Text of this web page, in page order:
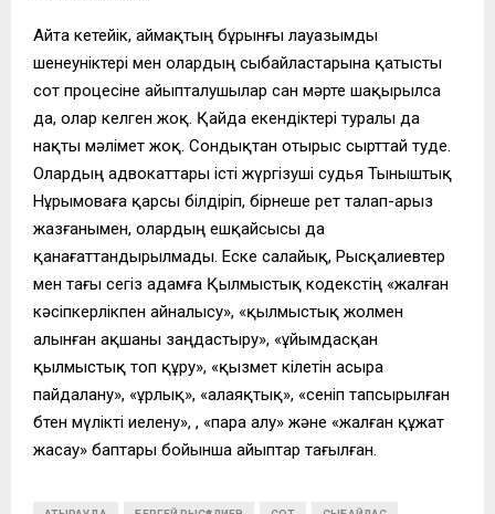
Айта кетейік, аймақтың бұрынғы лауазымды
шенеуніктері мен олардың сыбайластарына қатысты
сот процесіне айыпталушылар сан мәрте шақырылса
да, олар келген жоқ. Қайда екендіктері туралы да
нақты мәлімет жоқ. Сондықтан отырыс сырттай өтуде.
Олардың адвокаттары істі жүргізуші судья Тыныштық
Нұрымоваға қарсы білдіріп, бірнеше рет талап-арыз
жазғанымен, олардың ешқайсысы да
қанағаттандырылмады. Еске салайық, Рысқалиевтер
мен тағы сегіз адамға Қылмыстық кодекстің «жалған
кәсіпкерлікпен айналысу», «қылмыстық жолмен
алынған ақшаны заңдастыру», «ұйымдасқан
қылмыстық топ құру», «қызмет өкiлетін асыра
пайдалану», «ұрлық», «алаяқтық», «сенiп тапсырылған
бөтен мүлiктi иелену», , «пара алу» және «жалған құжат
жасау» баптары бойынша айыптар тағылған.